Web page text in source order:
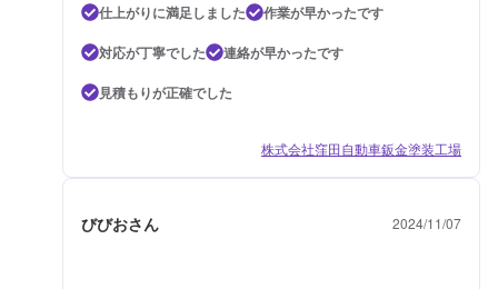
仕上がりに満足しました
作業が早かったです
対応が丁寧でした
連絡が早かったです
見積もりが正確でした
株式会社窪田自動車鈑金塗装工場
びびおさん 2024/11/07